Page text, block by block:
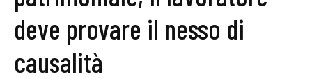
deve provare il nesso di
causalità